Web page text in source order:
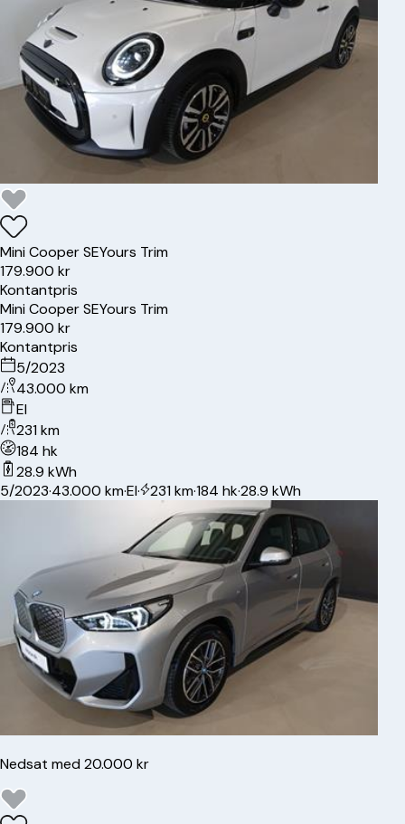
MiniCooper SEYours Trim
179.900 kr
Kontantpris
MiniCooper SEYours Trim
179.900 kr
Kontantpris
5/2023
43.000 km
El
231 km
184 hk
28.9 kWh
5/2023·43.000 km·El· 231 km·184 hk·28.9 kWh
Nedsat med 20.000 kr